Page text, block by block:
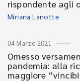
rispondente agli
Miriana Lanotte
04 Marzo 2021
Omesso
pandemia: alla
maggiore